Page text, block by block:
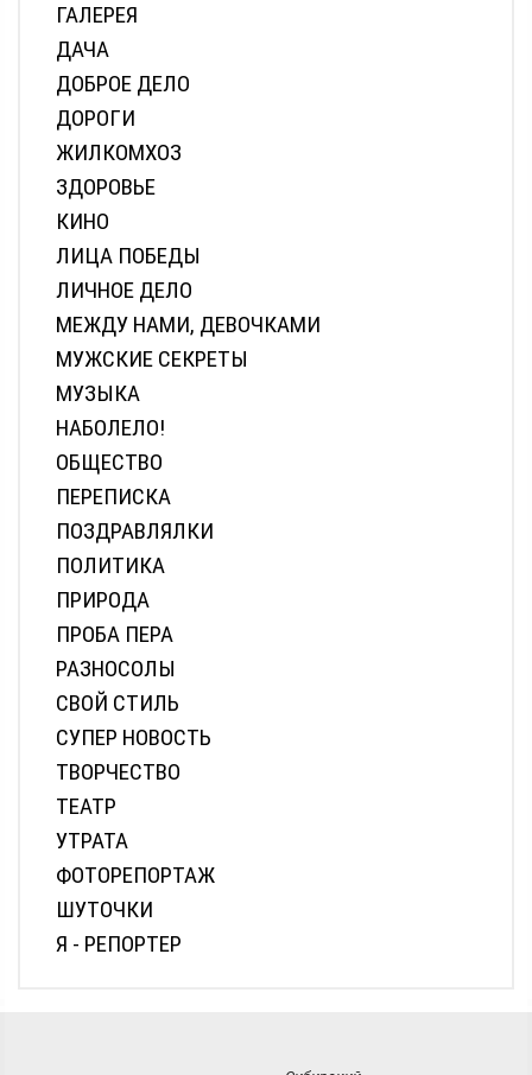
ГАЛЕРЕЯ
ДАЧА
ДОБРОЕ ДЕЛО
ДОРОГИ
ЖИЛКОМХОЗ
ЗДОРОВЬЕ
КИНО
ЛИЦА ПОБЕДЫ
ЛИЧНОЕ ДЕЛО
МЕЖДУ НАМИ, ДЕВОЧКАМИ
МУЖСКИЕ СЕКРЕТЫ
МУЗЫКА
НАБОЛЕЛО!
ОБЩЕСТВО
ПЕРЕПИСКА
ПОЗДРАВЛЯЛКИ
ПОЛИТИКА
ПРИРОДА
ПРОБА ПЕРА
РАЗНОСОЛЫ
СВОЙ СТИЛЬ
СУПЕР НОВОСТЬ
ТВОРЧЕСТВО
ТЕАТР
УТРАТА
ФОТОРЕПОРТАЖ
ШУТОЧКИ
Я - РЕПОРТЕР